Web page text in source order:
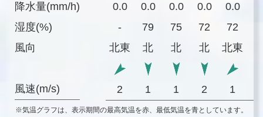
降水量(mm/h)
湿度(%)
風向
風速(m/s)
0.0 0.0 0.0 0.0 0.0
-
79 75 72 72
北東
北 北 北 北東
2 1 1 2 1
※気温グラフは、表示期間の最高気温を赤、最低気温を青としています。